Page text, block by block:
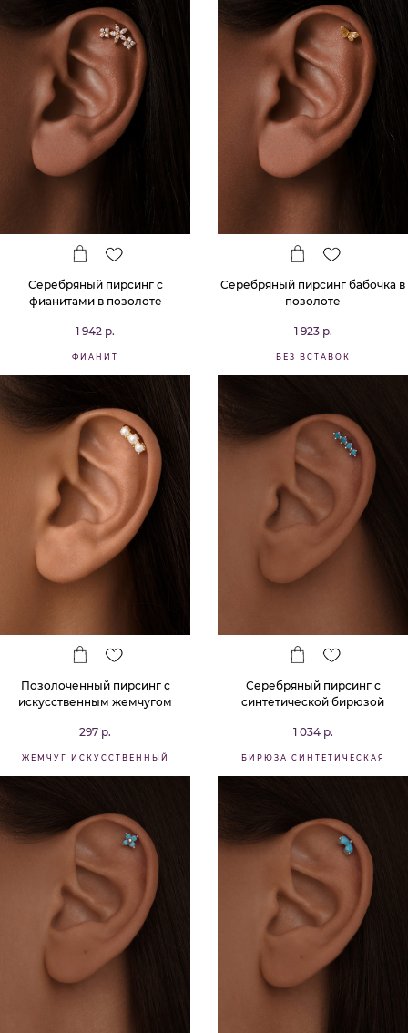
Серебряный пирсинг с
фианитами в позолоте
1 942 р.
ФИАНИТ
Серебряный пирсинг бабочка в
позолоте
1 923 р.
БЕЗ ВСТАВОК
Позолоченный пирсинг с
искусственным жемчугом
297 р.
ЖЕМЧУГ ИСКУССТВЕННЫЙ
Серебряный пирсинг с
синтетической бирюзой
1 034 р.
БИРЮЗА СИНТЕТИЧЕСКАЯ